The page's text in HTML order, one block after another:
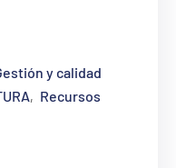
y calidad
‚ Recursos